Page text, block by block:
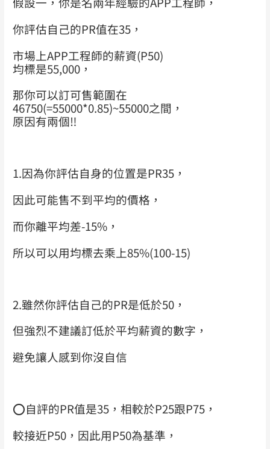
你評估自己的PR值在35，
市場上APP工程師的薪資(P50)
均標是55,000，
那你可以訂可售範圍在
46750(=55000*0.85)~55000之間，
原因有兩個‼
1.因為你評估自身的位置是PR35，
因此可能售不到平均的價格，
而你離平均差-15%，
所以可以用均標去乘上85%(100-15)
2.雖然你評估自己的PR是低於50，
但強烈不建議訂低於平均薪資的數字，
避免讓人感到你沒自信
⭕️自評的PR值是35，相較於P25跟P75，
較接近P50， 因此用P50為基準，